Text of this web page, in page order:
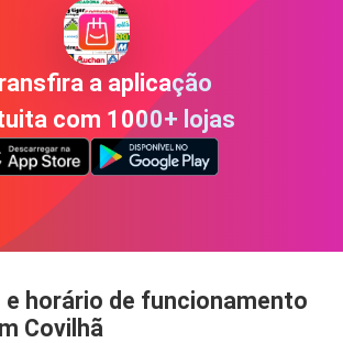
a aplicação
com 1000+ lojas
e horário de funcionamento
Covilhã